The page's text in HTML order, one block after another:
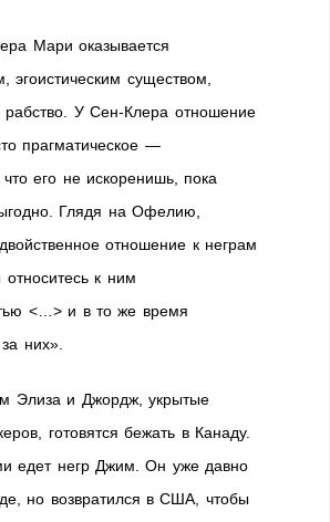
Мари оказывается
эгоистическим существом,
У Сен-Клера отношение
прагматическое —
его не искоренишь, пока
Глядя на Офелию,
отношение к неграм
к ним
<…> и в то же время
них».
Элиза и Джордж, укрытые
готовятся бежать в Канаду.
едет негр Джим. Он уже давно
но возвратился в США, чтобы